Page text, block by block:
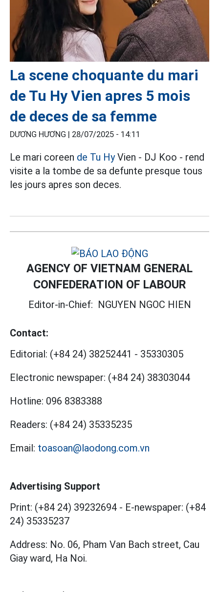
La scene choquante du mari
de Tu Hy Vien apres 5 mois
de deces de sa femme
DƯƠNG HƯƠNG | 28/07/2025 - 14:11
Le mari coreen de Tu HyVien - DJ Koo - rend
visite a la tombe de sa defunte presque tous
les jours apres son deces.
AGENCY OF VIETNAM GENERAL
CONFEDERATION OF LABOUR
Editor-in-Chief: NGUYEN NGOC HIEN
Contact:
Editorial: (+84 24) 38252441 - 35330305
Electronic newspaper: (+84 24) 38303044
Hotline: 096 8383388
Readers: (+84 24) 35335235
Email: toasoan@laodong.com.vn
Advertising Support
Print: (+84 24) 39232694 - E-newspaper: (+84
24) 35335237
Address: No. 06, Pham Van Bach street, Cau
Giay ward, Ha Noi.